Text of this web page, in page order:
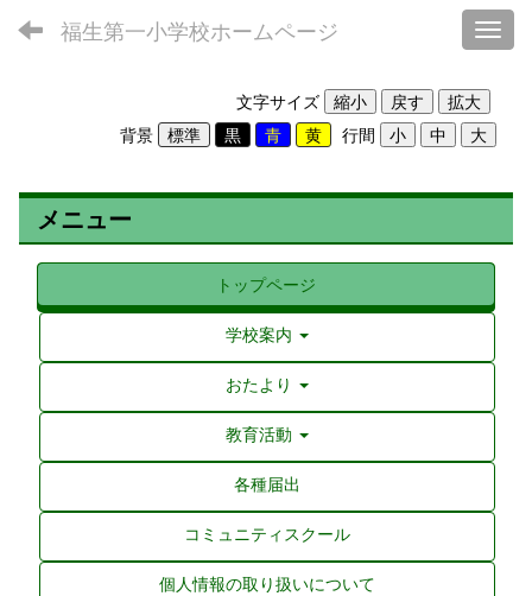
福生第一小学校ホームページ
文字サイズ
背景
行間
メニュー
トップページ
学校案内
おたより
教育活動
各種届出
コミュニティスクール
個人情報の取り扱いについて